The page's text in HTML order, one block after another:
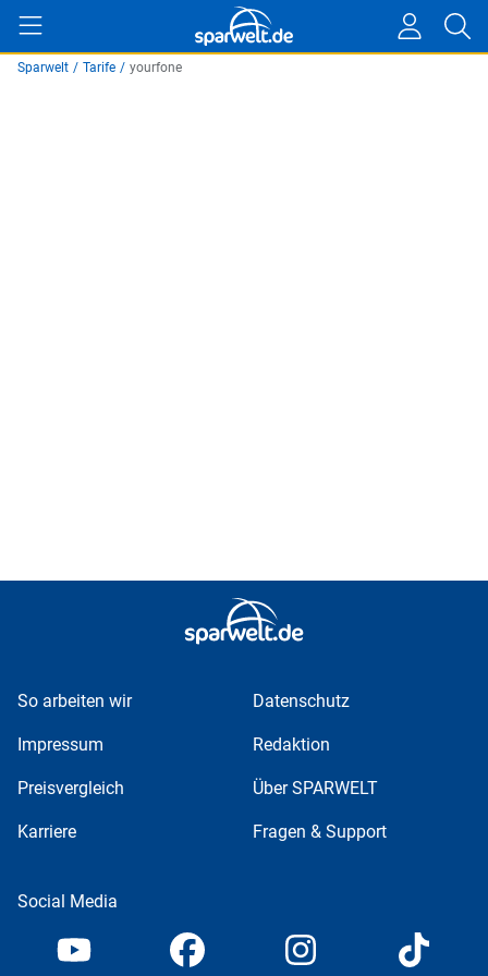
Sparwelt / Tarife / yourfone
So arbeiten wir Datenschutz
Impressum Redaktion
Preisvergleich Über SPARWELT
Karriere Fragen & Support
Social Media